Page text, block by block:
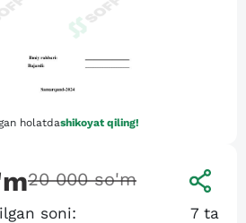
holatdashikoyat qiling!
20 000 so'm
soni: 7 ta